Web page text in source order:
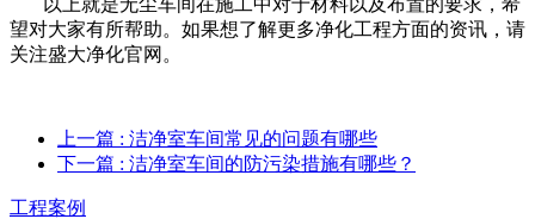
望对大家有所帮助。如果想了解更多净化工程方面的资讯，请
关注盛大净化官网。
上一篇 : 洁净室车间常见的问题有哪些
下一篇 : 洁净室车间的防污染措施有哪些？
工程案例